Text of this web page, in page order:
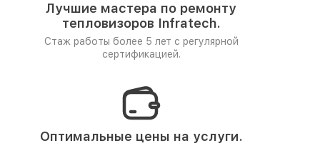
Лучшие мастера по ремонту
тепловизоров Infratech.
Стаж работы более 5 лет с регулярной
сертификацией.
Оптимальные цены на услуги.